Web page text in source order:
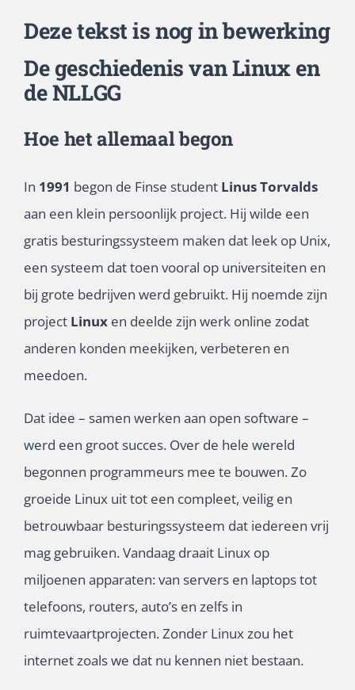
Deze tekst is nog in bewerking
De geschiedenis van Linux en
de NLLGG
Hoe het allemaal begon
In 1991 begon de Finse student Linus Torvalds
aan een klein persoonlijk project. Hij wilde een
gratis besturingssysteem maken dat leek op Unix,
een systeem dat toen vooral op universiteiten en
bij grote bedrijven werd gebruikt. Hij noemde zijn
project Linuxen deelde zijn werk online zodat
anderen konden meekijken, verbeteren en
meedoen.
Dat idee – samen werken aan open software –
werd een groot succes. Over de hele wereld
begonnen programmeurs mee te bouwen. Zo
groeide Linux uit tot een compleet, veilig en
betrouwbaar besturingssysteem dat iedereen vrij
mag gebruiken. Vandaag draait Linux op
miljoenen apparaten: van servers en laptops tot
telefoons, routers, auto’s en zelfs in
ruimtevaartprojecten. Zonder Linux zou het
internet zoals we dat nu kennen niet bestaan.